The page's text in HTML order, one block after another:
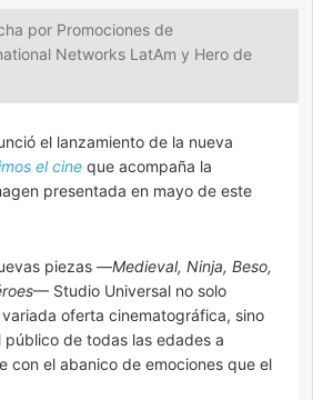
por Promociones de
Networks LatAm y Hero de
el lanzamiento de la nueva
el cine que acompaña la
presentada en mayo de este
piezas —Medieval, Ninja, Beso,
— Studio Universal no solo
oferta cinematográfica, sino
público de todas las edades a
con el abanico de emociones que el